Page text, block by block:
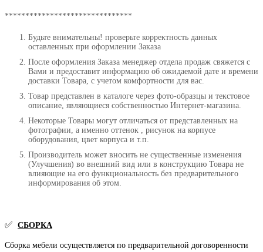
*******************************
Будьте внимательны! проверьте корректность данных
оставленных при оформлении Заказа
После оформления Заказа менеджер отдела продаж свяжется с
Вами и предоставит информацию об ожидаемой дате и времени
доставки Товара, с учетом комфортности для вас.
Товар представлен в каталоге через фото-образцы и текстовое
описание, являющиеся собственностью Интернет-магазина.
Некоторые Товары могут отличаться от представленных на
фотографии, а именно оттенок , рисунок на корпусе
оборудования, цвет корпуса и т.п.
Производитель может вносить не существенные изменения
(Улучшения) во внешний вид или в конструкцию Товара не
влияющие на его функциональность без предварительного
информирования об этом.
✅ СБОРКА
Сборка мебели осуществляется по предварительной договоренности